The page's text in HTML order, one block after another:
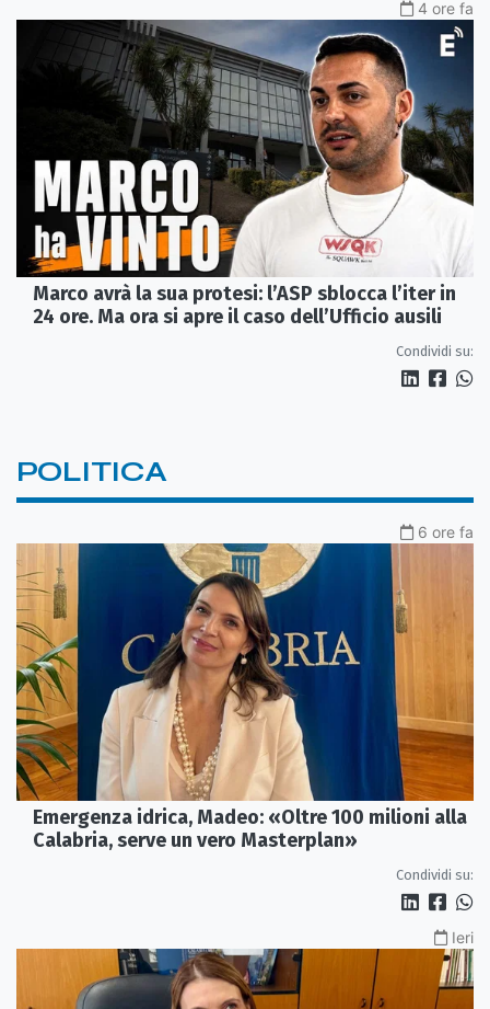
4 ore fa
Marco avrà la sua protesi: l’ASP sblocca l’iter in
24 ore. Ma ora si apre il caso dell’Ufficio ausili
Condividi su:
POLITICA
6 ore fa
Emergenza idrica, Madeo: «Oltre 100 milioni alla
Calabria, serve un vero Masterplan»
Condividi su:
Ieri